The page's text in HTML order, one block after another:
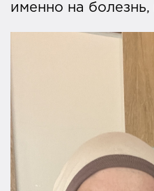
именно на